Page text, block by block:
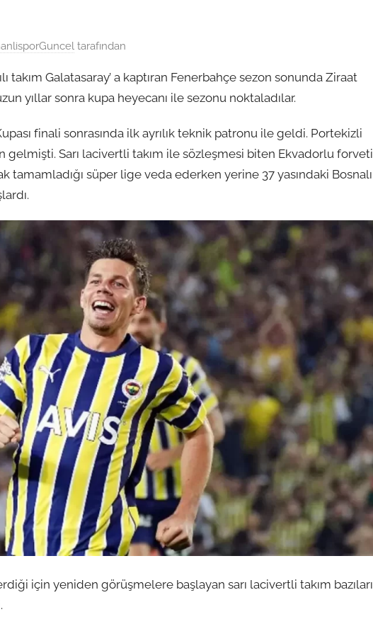
tarafından
takım Galatasaray’ a kaptıran Fenerbahçe sezon sonunda Ziraat
yıllar sonra kupa heyecanı ile sezonu noktaladılar.
finali sonrasında ilk ayrılık teknik patronu ile geldi. Portekizli
Sarı lacivertli takım ile sözleşmesi biten Ekvadorlu forveti
tamamladığı süper lige veda ederken yerine 37 yasındaki Bosnalı
için yeniden görüşmelere başlayan sarı lacivertli takım bazıları